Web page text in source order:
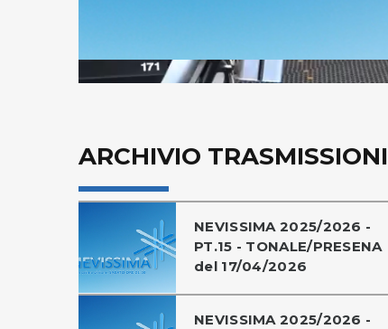
ARCHIVIO TRASMISSIONI
NEVISSIMA 2025/2026 -
PT.15 - TONALE/PRESENA
del 17/04/2026
NEVISSIMA 2025/2026 -